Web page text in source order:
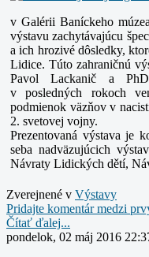
v Galérii Baníckeho
výstavu zachytávajúcu
a ich hrozivé dôsledky,
Lidice. Túto zahraničnú
Pavol Lackanič a
v posledných rokoch
podmienok väzňov v
2. svetovej vojny.
Prezentovaná výstava je
seba nadväzujúcich
Návraty Lidických dětí,
Zverejnené v Výstavy
Pridajte komentár medzi
Čítať ďalej...
pondelok, 02 máj 2016